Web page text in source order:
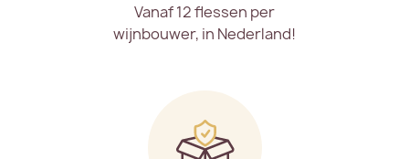
Vanaf 12 flessen per
wijnbouwer, in Nederland!